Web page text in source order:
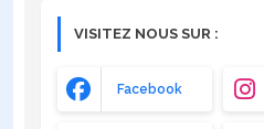
VISITEZ NOUS SUR :
Facebook